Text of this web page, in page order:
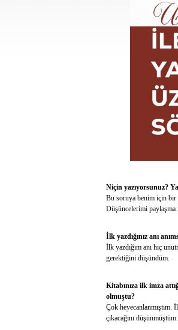
Niçin yazıyorsunuz?
Bu soruya benim için bir
Düşüncelerimi paylaşma
İlk yazdığınız anı
İlk yazdığım anı hiç
gerektiğini düşündüm.
Kitabınıza ilk imza
olmuştu?
Çok heyecanlanmıştım.
çıkacağını düşünmüştüm.